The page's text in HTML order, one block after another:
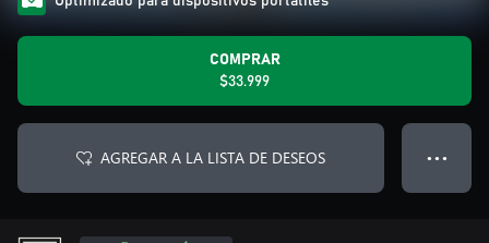
COMPRAR
$33.999
AGREGAR A LA LISTA DE DESEOS ● ● ●